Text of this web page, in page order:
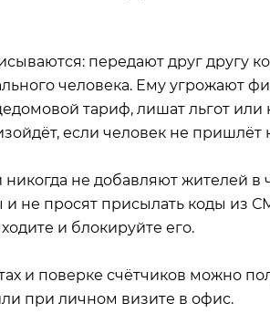
передают друг другу
человека. Ему угрожают
тариф, лишат льгот или
если человек не пришлёт
не добавляют жителей в
не просят присылать коды из
и блокируйте его.
и поверке счётчиков можно
при личном визите в офис.